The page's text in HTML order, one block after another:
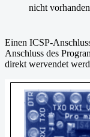
nicht
Einen ICSP-
Anschluss des
direkt wervendet